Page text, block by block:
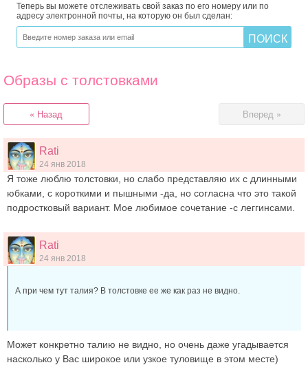
Теперь вы можете отслеживать свой заказ по его номеру или по
адресу электронной почты, на которую он был сделан:
Образы с толстовками
« Назад Вперед »
Rati
24 янв 2018
Я тоже люблю толстовки, но слабо представляю их с длинными
юбками, с короткими и пышными -да, но согласна что это такой
подростковый вариант. Мое любимое сочетание -с леггинсами.
Rati
24 янв 2018
А при чем тут талия? В толстовке ее же как раз не видно.
Может конкретно талию не видно, но очень даже угадывается
насколько у Вас широкое или узкое туловище в этом месте)